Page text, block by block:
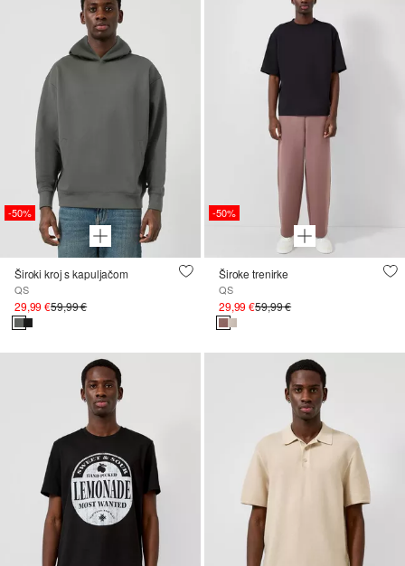
-50%
Široki kroj s kapuljačom
QS
29,99 €59,99 €
-50%
Široke trenirke
QS
29,99 €59,99 €